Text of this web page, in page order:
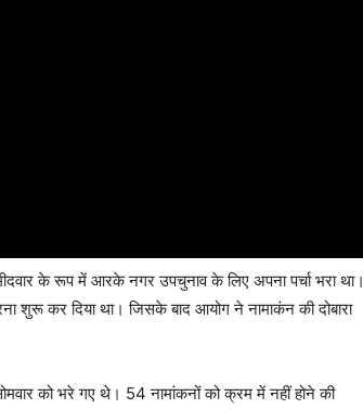
के रूप में आरके नगर उपचुनाव के लिए अपना पर्चा भरा था।
शुरू कर दिया था। जिसके बाद आयोग ने नामाकंन की दोबारा
को भरे गए थे। 54 नामांकनों को क्रम में नहीं होने की